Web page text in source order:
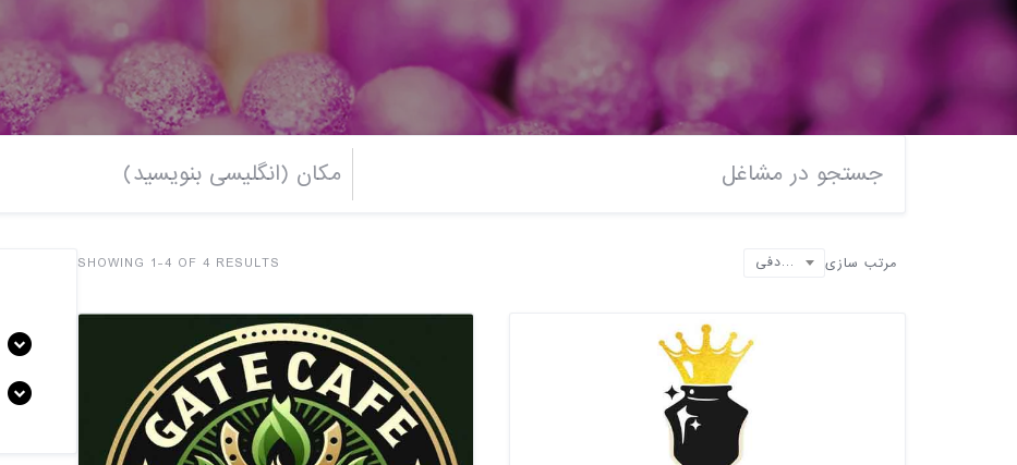
SHOWING 1-4 OF 4 RESULTS مرتب سازی تصادفی